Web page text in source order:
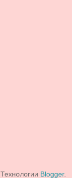
Технологии Blogger.